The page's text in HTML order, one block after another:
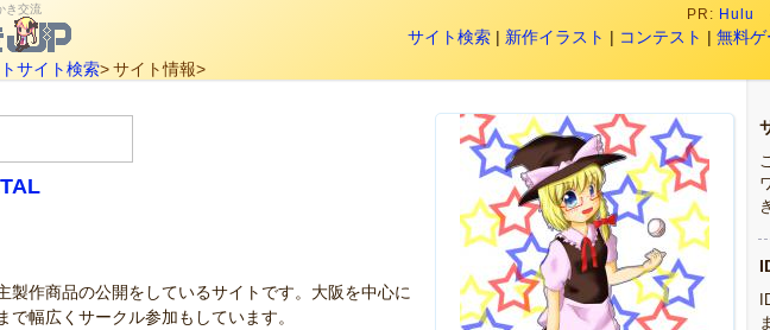
き交流 PR: Hulu
サイト検索 | 新作イラスト | コンテスト | 無料ゲ
サイト検索>サイト情報>
製作商品の公開をしているサイトです。大阪を中心に
で幅広くサークル参加もしています。